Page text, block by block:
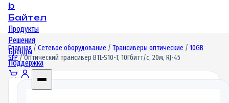
b
Байтел
Продукты
Решения
Бренды
Поддержка
Главная/ Сетевое оборудование / Трансиверы оптические / 10GB
SFP/ Оптический трансивер BTL-S10-T, 10Гбитт/c, 20м, RJ-45